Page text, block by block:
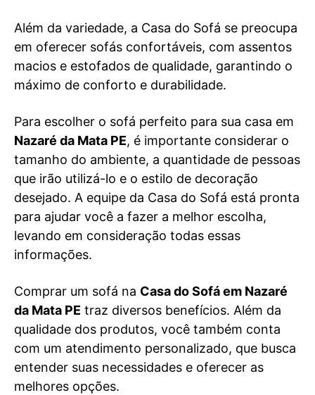
Além da variedade, a Casa do Sofá se preocupa
em oferecer sofás confortáveis, com assentos
macios e estofados de qualidade, garantindo o
máximo de conforto e durabilidade.
Para escolher o sofá perfeito para sua casa em
Nazaré da Mata PE, é importante considerar o
tamanho do ambiente, a quantidade de pessoas
que irão utilizá-lo e o estilo de decoração
desejado. A equipe da Casa do Sofá está pronta
para ajudar você a fazer a melhor escolha,
levando em consideração todas essas
informações.
Comprar um sofá na Casa do Sofá em Nazaré
da Mata PE traz diversos benefícios. Além da
qualidade dos produtos, você também conta
com um atendimento personalizado, que busca
entender suas necessidades e oferecer as
melhores opções.